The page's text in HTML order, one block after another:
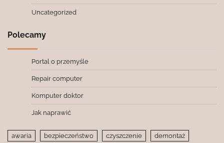
Uncategorized
Polecamy
Portal o przemyśle
Repair computer
Komputer doktor
Jak naprawić
awaria bezpieczeństwo czyszczenie demontaż